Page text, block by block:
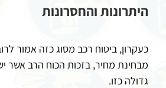
היתרונות והחסרונות
כעקרון, ביטוח רכב מסוג כזה אמור
מבחינת מחיר, בזכות הכוח הרב אשר
גדולה כזו.